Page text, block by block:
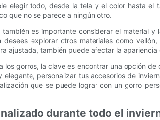
elegir todo, desde la tela y el color hasta
que no se parece a ningún otro.
es importante considerar el material
desees explorar otros materiales como
ajustada, también puede afectar la
gorros, la clave es encontrar una opción
personalizar tus accesorios de
que se puede lograr con un gorro
durante todo el